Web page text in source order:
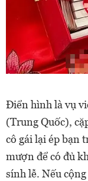
Điển hình là vụ
(Trung Quốc),
cô gái lại ép bạn
mượn để có đủ
sính lễ. Nếu